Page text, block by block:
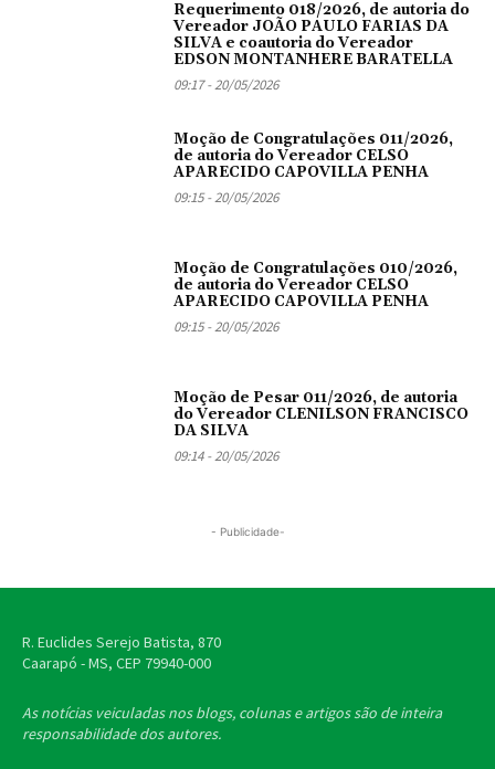
Requerimento 018/2026, de autoria do
Vereador JOÃO PAULO FARIAS DA
SILVA e coautoria do Vereador
EDSON MONTANHERE BARATELLA
09:17 - 20/05/2026
Moção de Congratulações 011/2026,
de autoria do Vereador CELSO
APARECIDO CAPOVILLA PENHA
09:15 - 20/05/2026
Moção de Congratulações 010/2026,
de autoria do Vereador CELSO
APARECIDO CAPOVILLA PENHA
09:15 - 20/05/2026
Moção de Pesar 011/2026, de autoria
do Vereador CLENILSON FRANCISCO
DA SILVA
09:14 - 20/05/2026
- Publicidade-
R. Euclides Serejo Batista, 870
Caarapó - MS, CEP 79940-000
As notícias veiculadas nos blogs, colunas e artigos são de inteira
responsabilidade dos autores.